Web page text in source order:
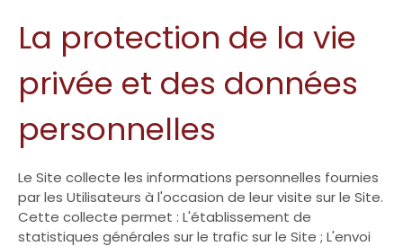
La protection de la vie
privée et des données
personnelles
Le Site collecte les informations personnelles fournies
par les Utilisateurs à l'occasion de leur visite sur le Site.
Cette collecte permet : L'établissement de
statistiques générales sur le trafic sur le Site ; L'envoi